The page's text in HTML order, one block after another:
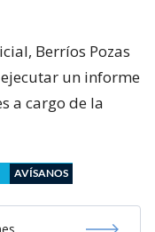
Berríos Pozas
un informe
a cargo de la
AVÍSANOS